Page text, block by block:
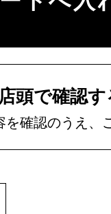
店頭で確認
を確認のうえ、